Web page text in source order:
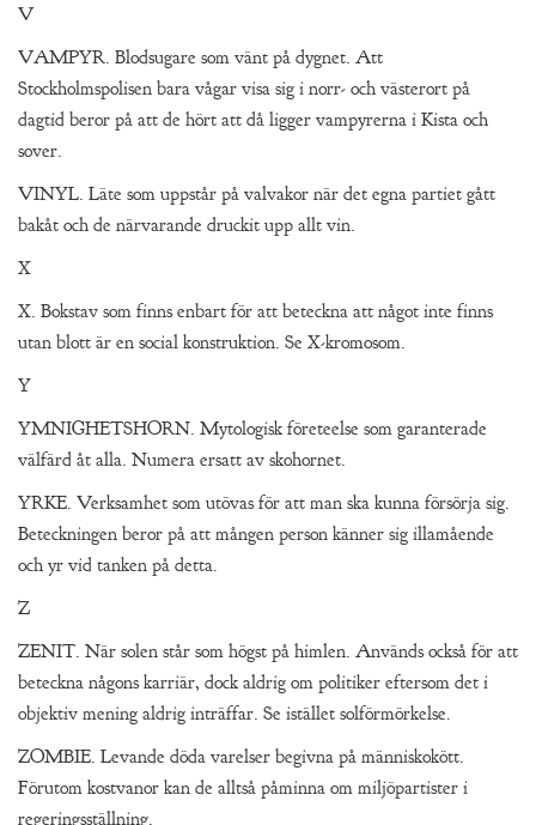
V
VAMPYR. Blodsugare som vänt på dygnet. Att
Stockholmspolisen bara vågar visa sig i norr- och västerort på
dagtid beror på att de hört att då ligger vampyrerna i Kista och
sover.
VINYL. Läte som uppstår på valvakor när det egna partiet gått
bakåt och de närvarande druckit upp allt vin.
X
X. Bokstav som finns enbart för att beteckna att något inte finns
utan blott är en social konstruktion. Se X-kromosom.
Y
YMNIGHETSHORN. Mytologisk företeelse som garanterade
välfärd åt alla. Numera ersatt av skohornet.
YRKE. Verksamhet som utövas för att man ska kunna försörja sig.
Beteckningen beror på att mången person känner sig illamående
och yr vid tanken på detta.
Z
ZENIT. När solen står som högst på himlen. Används också för att
beteckna någons karriär, dock aldrig om politiker eftersom det i
objektiv mening aldrig inträffar. Se istället solförmörkelse.
ZOMBIE. Levande döda varelser begivna på människokött.
Förutom kostvanor kan de alltså påminna om miljöpartister i
regeringsställning.